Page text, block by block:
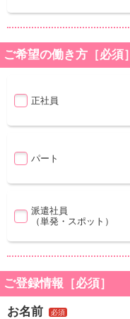
ご希望の働き方［必須］
正社員
パート
派遣社員
（単発・スポット）
ご登録情報［必須］
お名前 必須